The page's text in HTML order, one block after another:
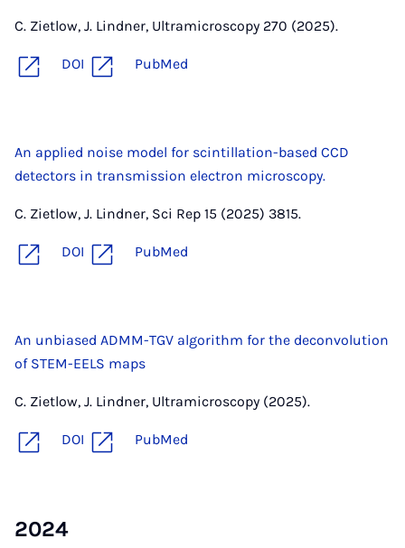
C. Zietlow, J. Lindner, Ultramicroscopy 270 (2025).
DOI PubMed
An applied noise model for scintillation-based CCD
detectors in transmission electron microscopy.
C. Zietlow, J. Lindner, Sci Rep 15 (2025) 3815.
DOI PubMed
An unbiased ADMM-TGV algorithm for the deconvolution
of STEM-EELS maps
C. Zietlow, J. Lindner, Ultramicroscopy (2025).
DOI PubMed
2024